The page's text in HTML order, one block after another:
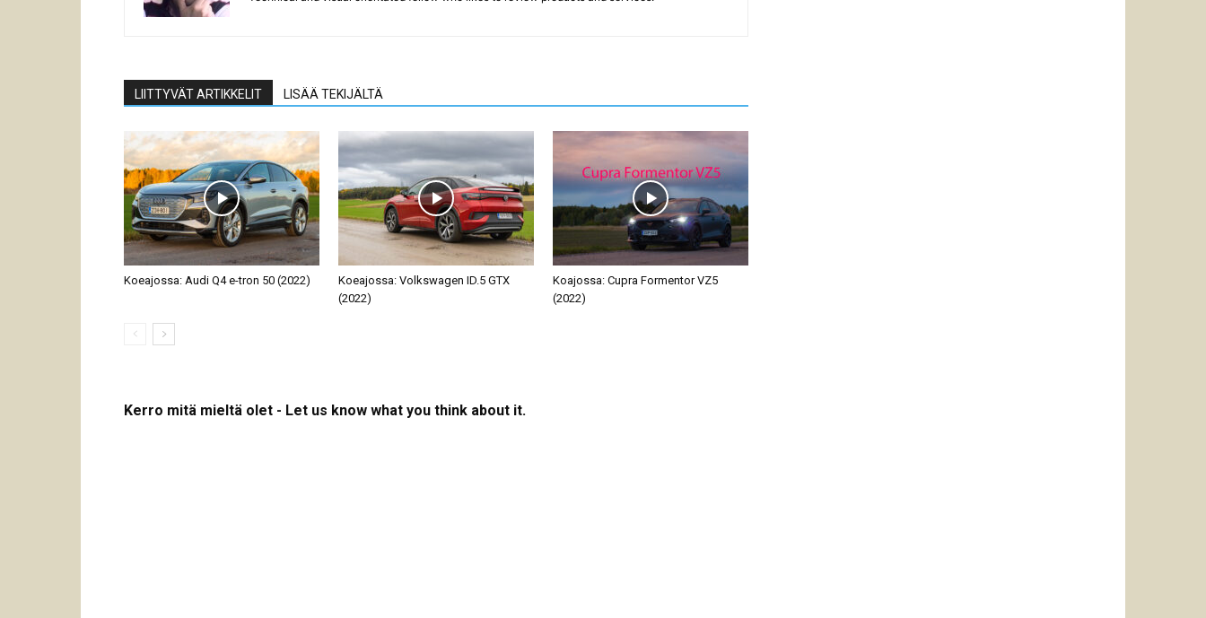
LIITTYVÄT ARTIKKELIT LISÄÄ TEKIJÄLTÄ
Koeajossa: Audi Q4 e-tron 50 (2022)
Koeajossa: Volkswagen ID.5 GTX
(2022)
Koajossa: Cupra Formentor VZ5
(2022)
Kerro mitä mieltä olet - Let us know what you think about it.